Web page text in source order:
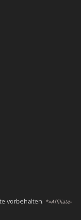
vorbehalten. *=Affiliate-